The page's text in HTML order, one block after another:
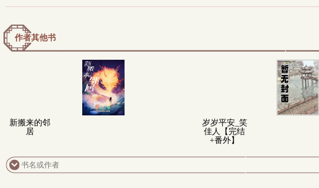
作者其他书
新搬来的邻
居
岁岁平安_笑
佳人【完结
+番外】